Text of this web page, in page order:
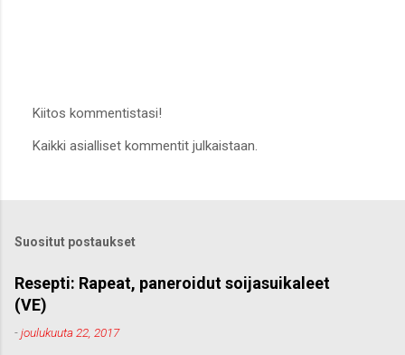
ä
o
m
e
n
Kiitos kommentistasi!
Kaikki asialliset kommentit julkaistaan.
Suositut postaukset
Resepti: Rapeat, paneroidut soijasuikaleet
(VE)
-joulukuuta 22, 2017